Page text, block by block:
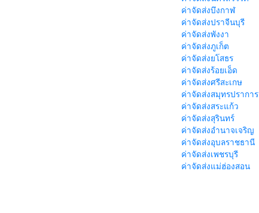
ค่าจัดส่งบึงกาฬ
ค่าจัดส่งปราจีนบุรี
ค่าจัดส่งพังงา
ค่าจัดส่งภูเก็ต
ค่าจัดส่งยโสธร
ค่าจัดส่งร้อยเอ็ด
ค่าจัดส่งศรีสะเกษ
ค่าจัดส่งสมุทรปราการ
ค่าจัดส่งสระแก้ว
ค่าจัดส่งสุรินทร์
ค่าจัดส่งอำนาจเจริญ
ค่าจัดส่งอุบลราชธานี
ค่าจัดส่งเพชรบุรี
ค่าจัดส่งแม่ฮ่องสอน